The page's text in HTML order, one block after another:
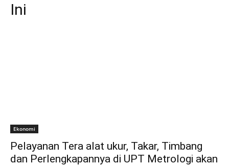
Ini
Ekonomi
Pelayanan Tera alat ukur, Takar, Timbang
dan Perlengkapannya di UPT Metrologi akan